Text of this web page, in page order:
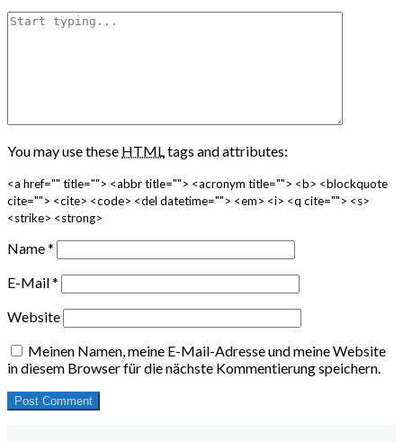
You may use these HTMLtags and attributes:
<a href="" title=""> <abbr title=""> <acronym title=""> <b> <blockquote
cite=""> <cite> <code> <del datetime=""> <em> <i> <q cite=""> <s>
<strike> <strong>
Name*
E-Mail*
Website
Meinen Namen, meine E-Mail-Adresse und meine Website
in diesem Browser für die nächste Kommentierung speichern.